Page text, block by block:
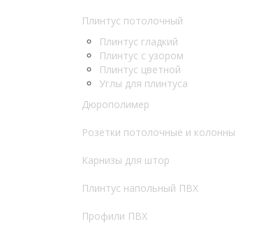
Плинтус потолочный
Плинтус гладкий
Плинтус с узором
Плинтус цветной
Углы для плинтуса
Дюрополимер
Розетки потолочные и колонны
Карнизы для штор
Плинтус напольный ПВХ
Профили ПВХ